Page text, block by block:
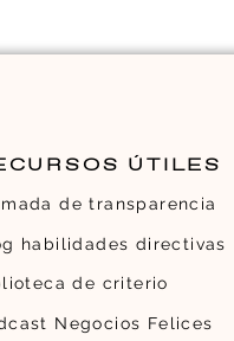
ÚTILES
de transparencia
habilidades directivas
de criterio
Negocios Felices